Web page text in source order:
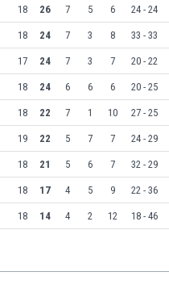
18 26 7 5 6 24 - 24
18 24 7 3 8 33 - 33
17 24 7 3 7 20 - 22
18 24 6 6 6 20 - 25
18 22 7 1 10 27 - 25
19 22 5 7 7 24 - 29
18 21 5 6 7 32 - 29
18 17 4 5 9 22 - 36
18 14 4 2 12 18 - 46